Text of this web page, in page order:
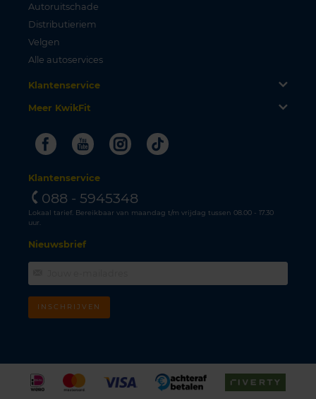
Autoruitschade
Distributieriem
Velgen
Alle autoservices
Klantenservice
Meer KwikFit
FacebookYoutubeInstagram
Tiktok
Klantenservice
088 - 5945348
Lokaal tarief. Bereikbaar van maandag t/m vrijdag tussen 08.00 - 17.30
uur.
Nieuwsbrief
INSCHRIJVEN